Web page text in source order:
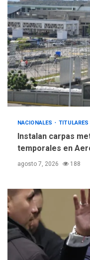
4
NACIONALES TITULARES
Instalan carpas
temporales en
agosto 7, 2026 188